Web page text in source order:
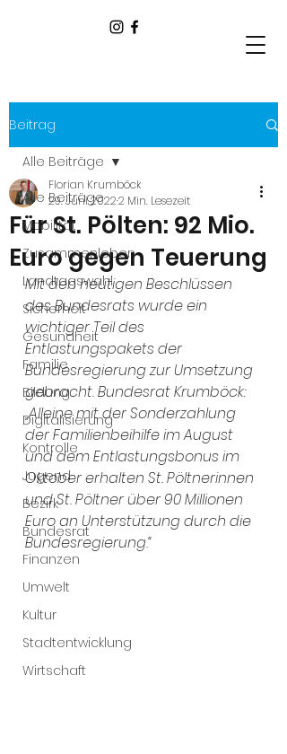
Beitrag
Alle Beiträge
Mobilität
Zusammenleben
Landtagswahl
Sicherheit
Gesundheit
Familie
Bildung
Digitalisierung
Kontrolle
Jugend
Bezirk
Bundesrat
Finanzen
Umwelt
Kultur
Stadtentwicklung
Wirtschaft
Alle Beiträge
Für St. Pölten: 92 Mio.
Euro gegen Teuerung
Florian Krumböck
29. Juni 20222 Min. Lesezeit
Mit den heutigen Beschlüssen
des Bundesrats wurde ein
wichtiger Teil des
Entlastungspakets der
Bundesregierung zur Umsetzung
gebracht. Bundesrat Krumböck:
„Alleine mit der Sonderzahlung
der Familienbeihilfe im August
und dem Entlastungsbonus im
Oktober erhalten St. Pöltnerinnen
und St. Pöltner über 90 Millionen
Euro an Unterstützung durch die
Bundesregierung.“